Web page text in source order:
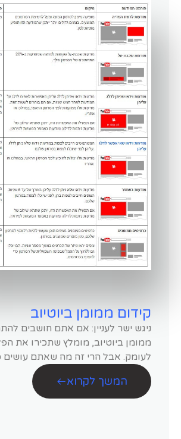
קידום ממומן ביוטיוב
ניגש ישר לעניין: אם אתם חושבים
ממומן ביוטיוב, מומלץ שתכירו את
לעומק. אבל הרי זה מה שאתם עושים
המשך לקרוא